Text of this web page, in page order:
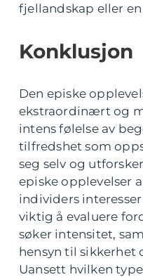
fjellandskap eller
Konklusjon
Den episke
ekstraordinært og
intens følelse av
tilfredshet som
seg selv og
episke opplevelser
individers
viktig å evaluere
søker intensitet,
hensyn til sikkerhet
Uansett hvilken